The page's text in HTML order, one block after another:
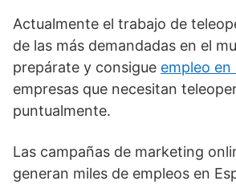
Actualmente el trabajo de
de las más demandadas en el
prepárate y consigue empleo
empresas que necesitan
puntualmente.
Las campañas de marketing
generan miles de empleos en